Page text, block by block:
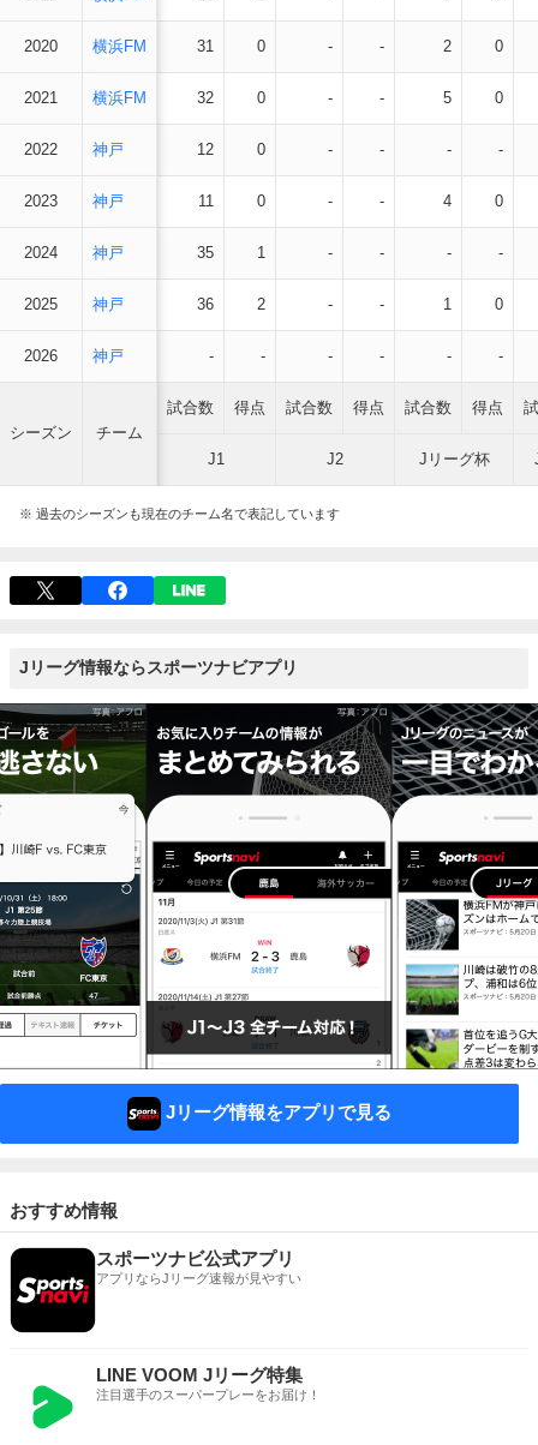
2020 横浜FM 31 0 - - 2 0
2021 横浜FM 32 0 - - 5 0
2022 神戸 12 0 - - - -
2023 神戸 11 0 - - 4 0
2024 神戸 35 1 - - - -
2025 神戸 36 2 - - 1 0
2026 神戸 - - - - - -
シーズン チーム
試合数 得点 試合数 得点 試合数 得点
J1 J2 Jリーグ杯
※ 過去のシーズンも現在のチーム名で表記しています
Jリーグ情報ならスポーツナビアプリ
Jリーグ情報をアプリで見る
おすすめ情報
スポーツナビ公式アプリ
アプリならJリーグ速報が見やすい
LINE VOOM Jリーグ特集
注目選手のスーパープレーをお届け！